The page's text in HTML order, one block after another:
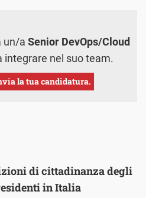
un/a Senior DevOps/Cloud
integrare nel suo team.
la tua candidatura.
di cittadinanza degli
in Italia